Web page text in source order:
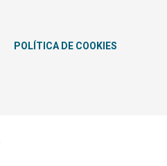
POLÍTICA DE COOKIES